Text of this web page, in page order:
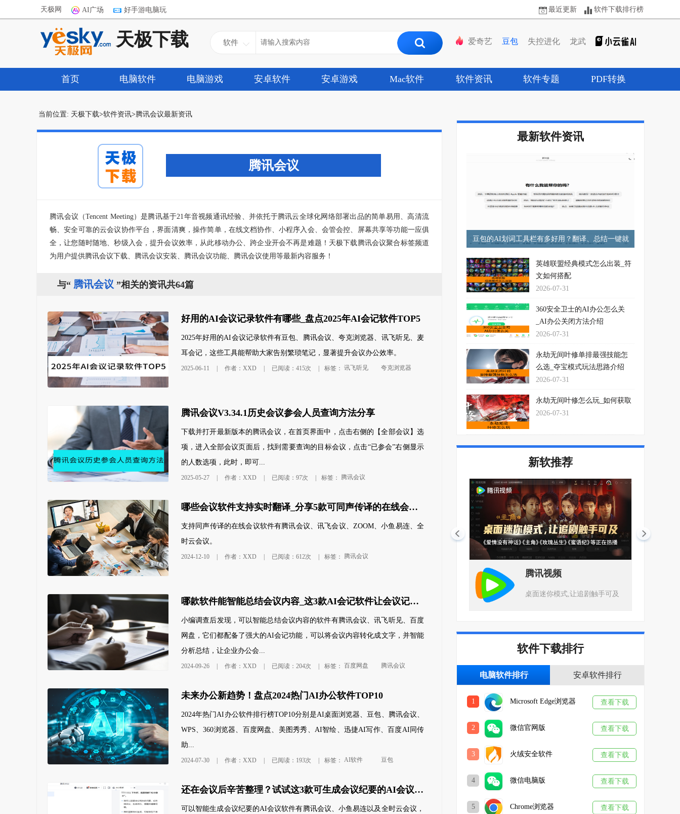
天极网 AI广场 好手游电脑玩 最近更新 软件下载排行榜
天极下载 软件 爱奇艺 豆包 失控进化 龙武
首页 电脑软件 电脑游戏 安卓软件 安卓游戏 Mac软件 软件资讯 软件专题 PDF转换
当前位置: 天极下载>软件资讯>腾讯会议最新资讯
腾讯会议
腾讯会议（Tencent Meeting）是腾讯基于21年音视频通讯经验、并依托于腾讯云全球化网络部署出品的简单易用、高清流
畅、安全可靠的云会议协作平台，界面清爽，操作简单，在线文档协作、小程序入会、会管会控、屏幕共享等功能一应俱
全，让您随时随地、秒级入会，提升会议效率，从此移动办公、跨企业开会不再是难题！天极下载腾讯会议聚合标签频道
为用户提供腾讯会议下载、腾讯会议安装、腾讯会议功能、腾讯会议使用等最新内容服务！
与“ 腾讯会议 ”相关的资讯共64篇
好用的AI会议记录软件有哪些_盘点2025年AI会记软件TOP5
2025年好用的AI会议记录软件有豆包、腾讯会议、夸克浏览器、讯飞听见、麦
耳会记，这些工具能帮助大家告别繁琐笔记，显著提升会议办公效率。
2025-06-11 作者：XXD 已阅读：415次 标签： 讯飞听见 夸克浏览器
腾讯会议V3.34.1历史会议参会人员查询方法分享
下载并打开最新版本的腾讯会议，在首页界面中，点击右侧的【全部会议】选
项，进入全部会议页面后，找到需要查询的目标会议，点击“已参会”右侧显示
的人数选项，此时，即可...
2025-05-27 作者：XXD 已阅读：97次 标签： 腾讯会议
哪些会议软件支持实时翻译_分享5款可同声传译的在线会议软件
支持同声传译的在线会议软件有腾讯会议、讯飞会议、ZOOM、小鱼易连、全
时云会议。
2024-12-10 作者：XXD 已阅读：612次 标签： 腾讯会议
哪款软件能智能总结会议内容_这3款AI会记软件让会议记录不再繁琐
小编调查后发现，可以智能总结会议内容的软件有腾讯会议、讯飞听见、百度
网盘，它们都配备了强大的AI会记功能，可以将会议内容转化成文字，并智能
分析总结，让企业办公会...
2024-09-26 作者：XXD 已阅读：204次 标签： 百度网盘 腾讯会议
未来办公新趋势！盘点2024热门AI办公软件TOP10
2024年热门AI办公软件排行榜TOP10分别是AI桌面浏览器、豆包、腾讯会议、
WPS、360浏览器、百度网盘、美图秀秀、AI智绘、迅捷AI写作、百度AI同传
助...
2024-07-30 作者：XXD 已阅读：193次 标签： AI软件 豆包
还在会议后辛苦整理？试试这3款可生成会议纪要的AI会议软件
可以智能生成会议纪要的AI会议软件有腾讯会议、小鱼易连以及全时云会议，
最新软件资讯
豆包的AI划词工具栏有多好用？翻译、总结一键就
英雄联盟经典模式怎么出装_符
文如何搭配
2026-07-31
360安全卫士的AI办公怎么关
_AI办公关闭方法介绍
2026-07-31
永劫无间叶修单排最强技能怎
么选_夺宝模式玩法思路介绍
2026-07-31
永劫无间叶修怎么玩_如何获取
2026-07-31
新软推荐
豆包
豆包工作任务上线,开启自动化高效办公
Windows优化大师
专注电脑优化,还电脑一片净土
软件下载排行
电脑软件排行 安卓软件排行
1 Microsoft Edge浏览器 查看下载
2 微信官网版 查看下载
3 火绒安全软件 查看下载
4 微信电脑版 查看下载
5 Chrome浏览器 查看下载